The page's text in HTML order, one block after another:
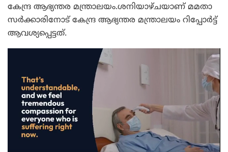
കേന്ദ്ര ആഭ്യന്തര മന്ത്രാലയം.ശനിയാഴ്ചയാണ് മമതാ
സർക്കാരിനോട് കേന്ദ്ര ആഭ്യന്തര മന്ത്രാലയം റിപ്പോർട്ട്
ആവശ്യപ്പെട്ടത്.